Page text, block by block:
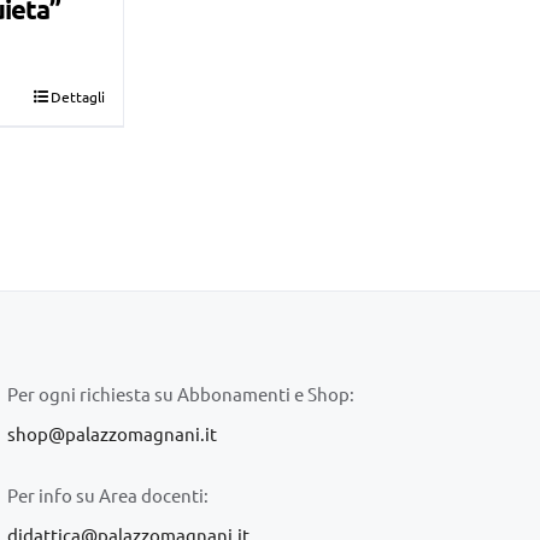
Dettagli
Per ogni richiesta su Abbonamenti e Shop:
shop@palazzomagnani.it
Per info su Area docenti:
didattica@palazzomagnani.it